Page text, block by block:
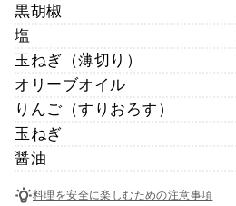
黒胡椒
塩
玉ねぎ（薄切り）
オリーブオイル
りんご（すりおろす）
玉ねぎ
醤油
料理を安全に楽しむための注意事項